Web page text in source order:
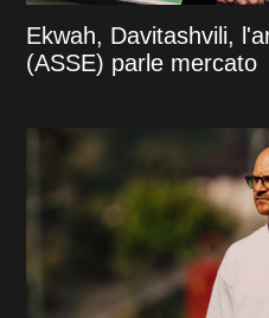
Ekwah, Davitashvili,
(ASSE) parle mercato